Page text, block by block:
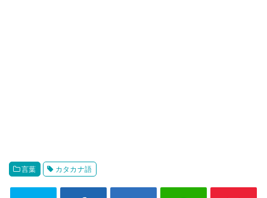
言葉 カタカナ語